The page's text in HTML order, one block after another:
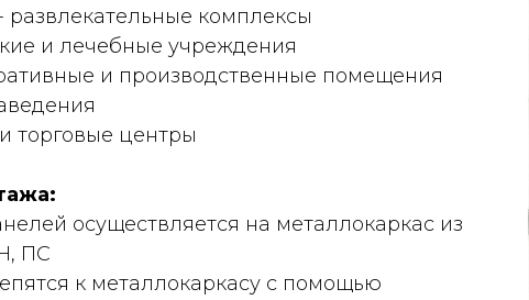
развлекательные комплексы
и лечебные учреждения
и производственные помещения
торговые центры
осуществляется на металлокаркас из
ПС
к металлокаркасу с помощью